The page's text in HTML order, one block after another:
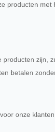
producten met
producten zijn,
betalen
onze